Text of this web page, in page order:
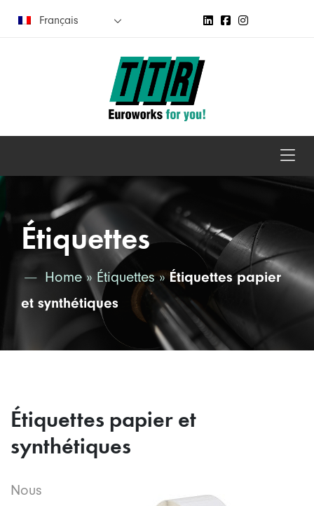
Français
Étiquettes
Home» Étiquettes»Étiquettes papier
et synthétiques
Étiquettes papier et
synthétiques
Nous